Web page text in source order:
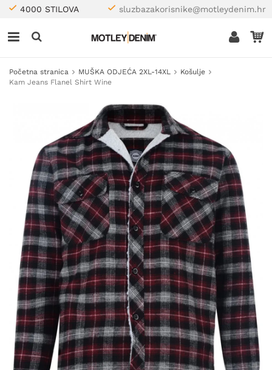
4000 STILOVA sluzbazakorisnike@motleydenim.hr
Početna stranica MUŠKA ODJEĆA 2XL-14XL
Košulje
Kam Jeans Flanel Shirt Wine